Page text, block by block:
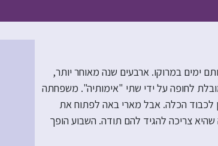
ימים במרוקו. ארבעים שנה מאוחר יותר,
מובלת לחופה על ידי שתי "אימותיה". משפחתה
לכבוד הכלה. אבל מארי באה לפתוח את
צריכה להגיד להם תודה. השבוע הופך